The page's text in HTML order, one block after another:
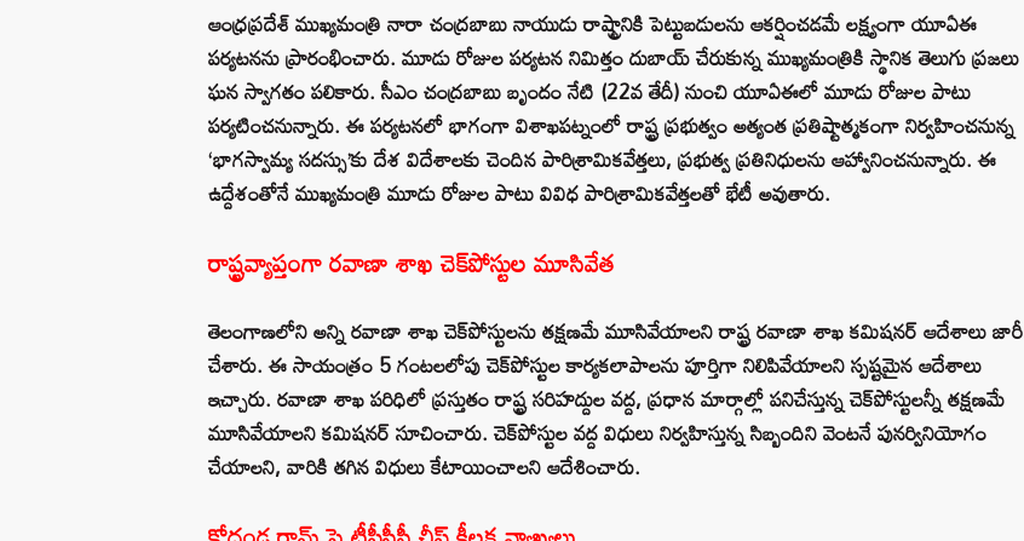
ఆంధ్రప్రదేశ్ ముఖ్యమంత్రి నారా చంద్రబాబు నాయుడు రాష్ట్రానికి పెట్టుబడులను ఆకర్షించడమే లక్ష్యంగా యూఏఈ
పర్యటనను ప్రారంభించారు. మూడు రోజుల పర్యటన నిమిత్తం దుబాయ్ చేరుకున్న ముఖ్యమంత్రికి స్థానిక తెలుగు ప్రజలు
ఘన స్వాగతం పలికారు. సీఎం చంద్రబాబు బృందం నేటి (22వ తేదీ) నుంచి యూఏఈలో మూడు రోజుల పాటు
పర్యటించనున్నారు. ఈ పర్యటనలో భాగంగా విశాఖపట్నంలో రాష్ట్ర ప్రభుత్వం అత్యంత ప్రతిష్టాత్మకంగా నిర్వహించనున్న
‘భాగస్వామ్య సదస్సు’కు దేశ విదేశాలకు చెందిన పారిశ్రామికవేత్తలు, ప్రభుత్వ ప్రతినిధులను ఆహ్వానించనున్నారు. ఈ
ఉద్దేశంతోనే ముఖ్యమంత్రి మూడు రోజుల పాటు వివిధ పారిశ్రామికవేత్తలతో భేటీ అవుతారు.
రాష్ట్రవ్యాప్తంగా రవాణా శాఖ చెక్‌పోస్టుల మూసివేత
తెలంగాణలోని అన్ని రవాణా శాఖ చెక్‌పోస్టులను తక్షణమే మూసివేయాలని రాష్ట్ర రవాణా శాఖ కమిషనర్‌ ఆదేశాలు జారీ
చేశారు. ఈ సాయంత్రం 5 గంటలలోపు చెక్‌పోస్టుల కార్యకలాపాలను పూర్తిగా నిలిపివేయాలని స్పష్టమైన ఆదేశాలు
ఇచ్చారు. రవాణా శాఖ పరిధిలో ప్రస్తుతం రాష్ట్ర సరిహద్దుల వద్ద, ప్రధాన మార్గాల్లో పనిచేస్తున్న చెక్‌పోస్టులన్నీ తక్షణమే
మూసివేయాలని కమిషనర్‌ సూచించారు. చెక్‌పోస్టుల వద్ద విధులు నిర్వహిస్తున్న సిబ్బందిని వెంటనే పునర్వినియోగం
చేయాలని, వారికి తగిన విధులు కేటాయించాలని ఆదేశించారు.